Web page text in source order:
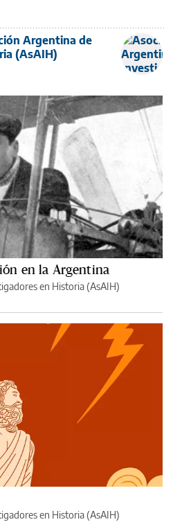
Argentina de
(AsAIH)
en la Argentina
en Historia (AsAIH)
en Historia (AsAIH)